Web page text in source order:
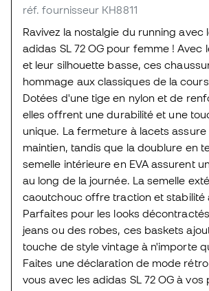
réf. fournisseur KH8811
Ravivez la nostalgie du running avec
adidas SL 72 OG pour femme ! Avec
et leur silhouette basse, ces
hommage aux classiques de la
Dotées d'une tige en nylon et de
elles offrent une durabilité et une
unique. La fermeture à lacets assure
maintien, tandis que la doublure en
semelle intérieure en EVA assurent
au long de la journée. La semelle
caoutchouc offre traction et stabilité
Parfaites pour les looks
jeans ou des robes, ces baskets
touche de style vintage à n'importe
Faites une déclaration de mode
vous avec les adidas SL 72 OG à vos